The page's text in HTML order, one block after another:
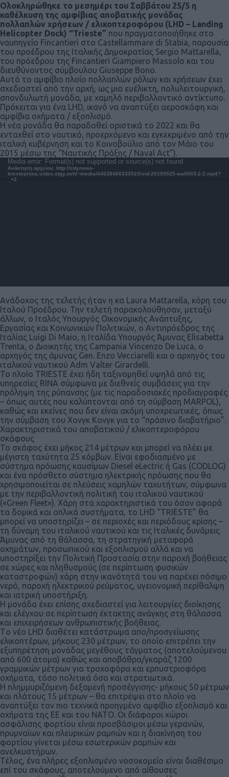
Ολοκληρώθηκε το μεσημέρι του Σαββάτου 25/5 η
καθέλκυση της αμφίβιας αποβατικής μονάδας
πολλαπλών χρήσεων / ελικοπτεροφόρου (LHD – Landing
Helicopter Dock) “Trieste” που πραγματοποιήθηκε στο
ναυπηγείο Fincantieri στο Castellammare di Stabia, παρουσία
του προέδρου της Ιταλικής Δημοκρατίας Sergio Mattarella,
του πρόεδρου της Fincantieri Giampiero Massolo και του
διευθύνοντος σύμβουλου Giuseppe Bono.
Αυτό το αμφίβιο πλοίο πολλαπλών ρόλων και χρήσεων έχει
σχεδιαστεί από την αρχή, ως μια ευέλικτη, πολυλειτουργική,
σπονδυλωτή μονάδα, με χαμηλό περιβαλλοντικό αντίκτυπο.
Πρόκειται για ένα LHD, ικανό να αναπτύξει αεροσκάφη και
αμφίβια οχήματα / εξοπλισμό.
Η νέα μονάδα θα παραδοθεί οριστικά το 2022 και θα
ενταχθεί στο ναυτικό, προερχόμενο και εγκεκριμένο από την
ιταλική κυβέρνηση και το Κοινοβούλιο από τον Μάιο του
2015 μέσω της “Ναυτικής Πράξης / Naval Act”).
Πρόγραμμα
Αναπαραγωγής
Βίντεο
Media error: Format(s) not supported or source(s) not found
Ανάκτηση αρχείου: http://citynews-
triesteprima.video.stgy.ovh/~media/44638466333523/vid-20190525-wa0003-2-2.mp4?
_=2
Ανάδοχος της τελετής ήταν η κα Laura Mattarella, κόρη του
Ιταλού Προέδρου. Την τελετή παρακολούθησαν, μεταξύ
άλλων, ο Ιταλός Υπουργός Οικονομικής Ανάπτυξης,
Εργασίας και Κοινωνικών Πολιτικών, ο Αντιπρόεδρος της
Ιταλίας Luigi Di Maio, η Ιταλίδα Υπουργός Άμυνας Elisabetta
Trenta, ο Διοικητής της Campania Vincenzo De Luca, ο
αρχηγός της άμυνας Gen. Enzo Vecciarelli και ο αρχηγός του
ιταλικού ναυτικού Adm Valter Girardelli.
Το πλοίο TRIESTE έχει ήδη ταξινομηθεί υψηλά από τις
υπηρεσίες RINA σύμφωνα με διεθνείς συμβάσεις για την
πρόληψη της ρύπανσης (με τις παραδοσιακές προδιαγραφές
– όπως αυτές που καλύπτονται από τη σύμβαση MARPOL),
καθώς και εκείνες που δεν είναι ακόμη υποχρεωτικές, όπως
την σύμβαση του Χονγκ Κονγκ για το “πράσινο διαβατήριο”.
Χαρακτηριστικά του αποβατικού / ελικοπτεροφόρου
σκάφους
Το σκάφος έχει μήκος 214 μέτρων και μπορεί να πλέει με
μέγιστη ταχύτητα 25 κόμβων. Είναι εφοδιασμένο με
σύστημα πρόωσης καυσίμων Diesel eLectric ή Gas (CODLOG)
και ένα πρόσθετο σύστημα ηλεκτρικής πρόωσης που θα
χρησιμοποιείται σε πλεύσεις χαμηλών ταχυτήτων, σύμφωνα
με την περιβαλλοντική πολιτική του ιταλικού ναυτικού
(«Green Fleet»). Χάρη στα χαρακτηριστικά του όσον αφορά
τα δομικά και οπλικά συστήματα, το LHD “TRIESTE” θα
μπορεί να υποστηρίζει – σε περιοχές και περιόδους κρίσης –
τη δύναμη του ιταλικού ναυτικού και τις Ιταλικές δυνάμεις
Άμυνας από τη θάλασσα, τη στρατηγική μεταφορά
οχημάτων, προσωπικού και εξοπλισμού αλλά και να
υποστηρίξει την Πολιτική Προστασία στην παροχή βοήθειας
σε χώρες και πληθυσμούς (σε περίπτωση φυσικών
καταστροφών) χάρη στην ικανότητά του να παρέχει πόσιμο
νερό, παροχή ηλεκτρικού ρεύματος, υγειονομική περίθαλψη
και ιατρική υποστήριξη.
Η μονάδα έχει επίσης σχεδιαστεί για λειτουργίες διοίκησης
και ελέγχου σε περίπτωση έκτακτης ανάγκης στη θάλασσα
και επιχειρήσεων ανθρωπιστικής βοήθειας.
Tο νέο LHD διαθέτει κατάστρωμα απο/προσγείωσης
ελικοπτέρων, μήκους 230 μέτρων, το οποίο επιτρέπει την
εξυπηρέτηση μονάδας μεγέθους τάγματος (αποτελούμενου
από 600 άτομα) καθώς και αποβάθρα/γκαράζ 1200
γραμμικών μέτρων για τροχοφόρα και ερπυστριοφόρα
οχήματα, τόσο πολιτικά όσο και στρατιωτικά.
Η πλημμυριζόμενη δεξαμενή προσέγγισης- μήκους 50 μέτρων
και πλάτους 15 μέτρων – θα επιτρέψει στο πλοίο να
αναπτύξει τον πιο τεχνικά προηγμένο αμφίβιο εξοπλισμό και
οχήματα της ΕΕ και του ΝΑΤΟ. Οι διάφοροι χώροι
ασφάλισης φορτίου είναι προσβάσιμοι μέσω γερανών,
πρυμναίων και πλευρικών ραμπών και η διακίνηση του
φορτίου γίνεται μέσω εσωτερικών ραμπών και
ανελκυστήρων.
Τέλος, ένα πλήρες εξοπλισμένο νοσοκομείο είναι διαθέσιμο
επί του σκάφους, αποτελούμενο από αίθουσες